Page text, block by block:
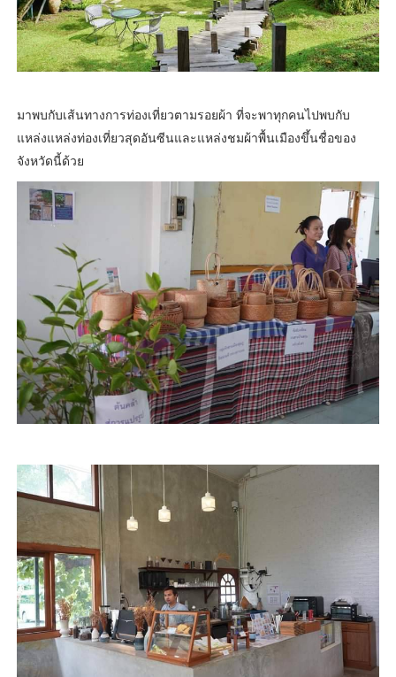
มาพบกับเส้นทางการท่องเที่ยวตามรอยผ้า ที่จะพาทุกคนไปพบกับ
แหล่งแหล่งท่องเที่ยวสุดอันซีนและแหล่งชมผ้าพื้นเมืองขึ้นชื่อของ
จังหวัดนี้ด้วย